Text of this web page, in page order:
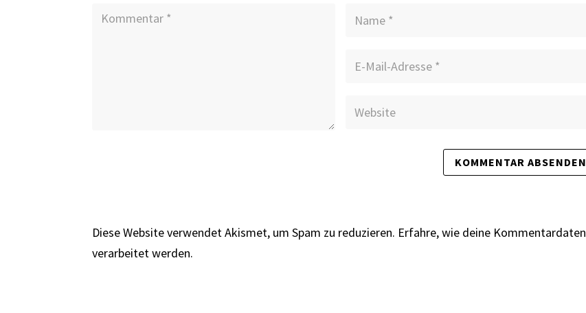
Diese Website verwendet Akismet, um Spam zu reduzieren. Erfahre, wie deine Kommentardaten
verarbeitet werden.